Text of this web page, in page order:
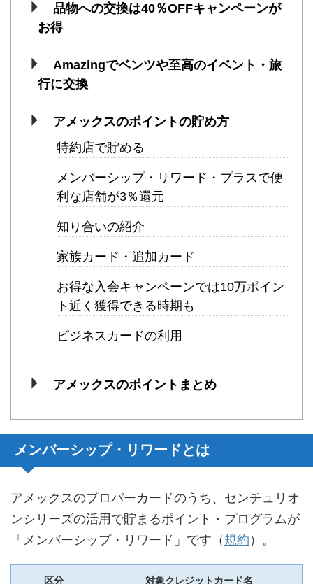
品物への交換は40％OFFキャンペーンが
お得
Amazingでベンツや至高のイベント・旅
行に交換
アメックスのポイントの貯め方
特約店で貯める
メンバーシップ・リワード・プラスで便
利な店舗が3％還元
知り合いの紹介
家族カード・追加カード
お得な入会キャンペーンでは10万ポイン
ト近く獲得できる時期も
ビジネスカードの利用
アメックスのポイントまとめ
メンバーシップ・リワードとは
アメックスのプロパーカードのうち、センチュリオ
ンシリーズの活用で貯まるポイント・プログラムが
「メンバーシップ・リワード」です（ 規約 ）。
区分 対象クレジットカード名